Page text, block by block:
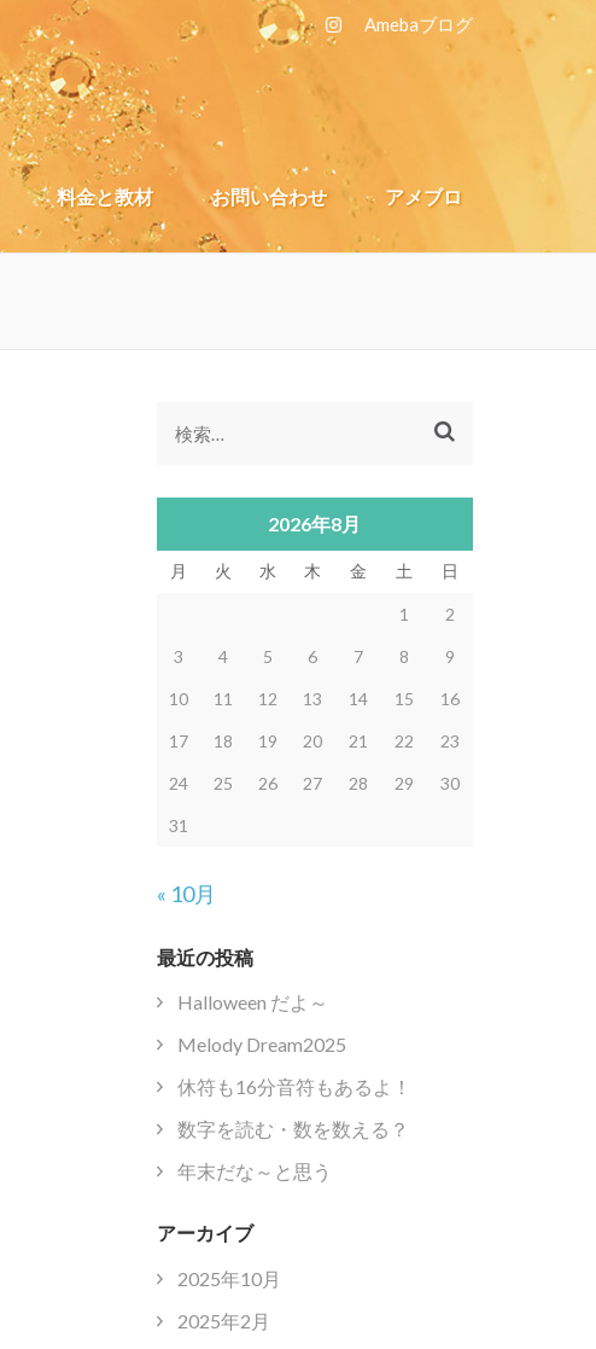
Amebaブログ
料金と教材 お問い合わせ アメブロ
検
2026年8月
月 火 水 木 金 土 日
1 2
3 4 5 6 7 8 9
10 11 12 13 14 15 16
17 18 19 20 21 22 23
24 25 26 27 28 29 30
31
« 10月
最近の投稿
Halloween だよ～
Melody Dream2025
休符も16分音符もあるよ！
数字を読む・数を数える？
年末だな～と思う
アーカイブ
2025年10月
2025年2月